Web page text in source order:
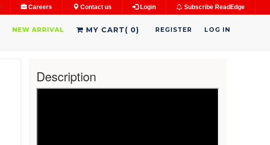
Careers Contact us Login Subscribe ReadEdge
NEW ARRIVAL MY CART( 0) REGISTER LOG IN
Description